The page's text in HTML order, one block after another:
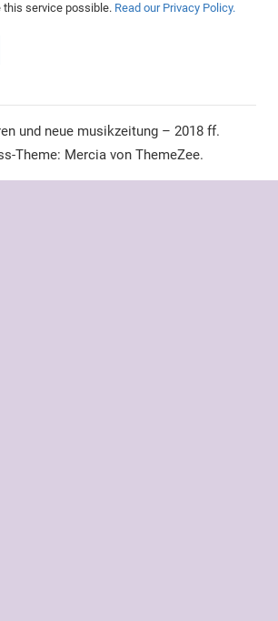
this service possible. Read our Privacy Policy.
und neue musikzeitung – 2018 ff.
Theme: Mercia von ThemeZee.